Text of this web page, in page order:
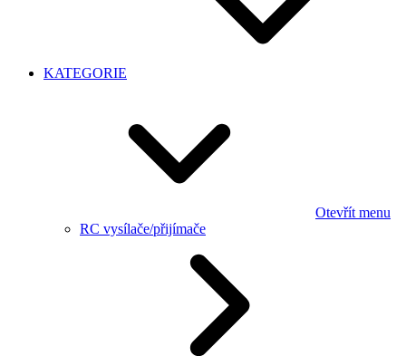
KATEGORIE
Otevřít menu
RC vysílače/přijímače